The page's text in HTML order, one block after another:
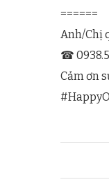
======
Anh/Chị
☎
Cảm ơn